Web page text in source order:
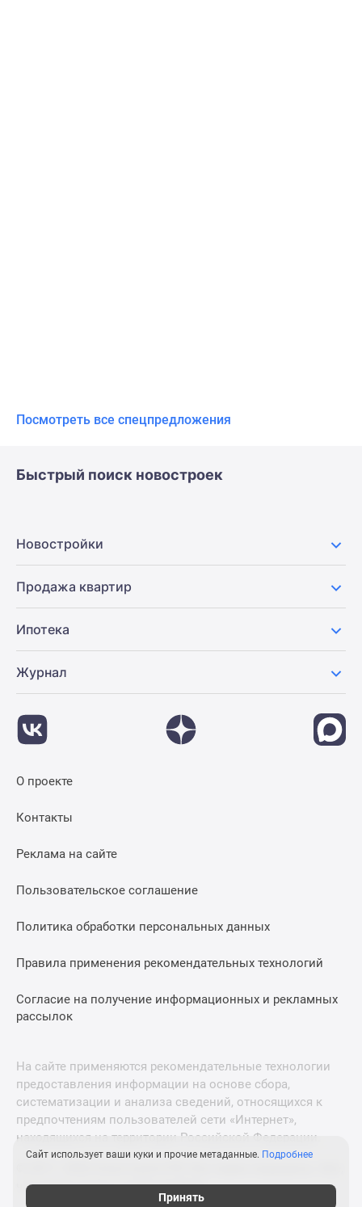
Посмотреть все спецпредложения
Быстрый поиск новостроек
Новостройки
Продажа квартир
Ипотека
Журнал
О проекте
Контакты
Реклама на сайте
Пользовательское соглашение
Политика обработки персональных данных
Правила применения рекомендательных технологий
Согласие на получение информационных и рекламных
рассылок
На сайте применяются рекомендательные технологии
предоставления информации на основе сбора,
систематизации и анализа сведений, относящихся к
предпочтениям пользователей сети «Интернет»,
находящихся на территории Российской Федерации.
что нужно знать о новостройках
Сайт использует ваши куки и прочие метаданные. Подробнее
Принять